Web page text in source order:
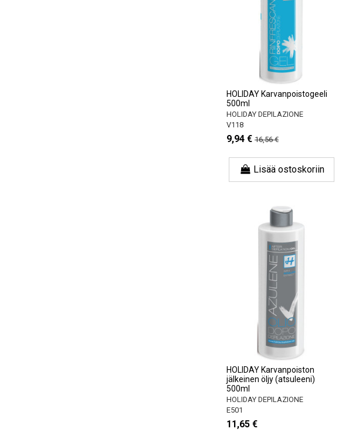
HOLIDAY Karvanpoistogeeli
500ml
HOLIDAY DEPILAZIONE
V118
9,94 € 16,56 €
Lisää ostoskoriin
HOLIDAY Karvanpoiston
jälkeinen öljy (atsuleeni)
500ml
HOLIDAY DEPILAZIONE
E501
11,65 €